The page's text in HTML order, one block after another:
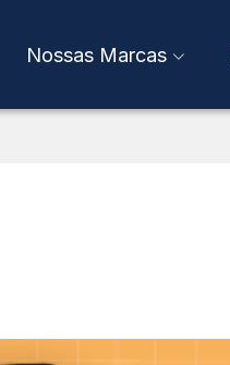
Nossas Marcas
Faculdade Cásper Líbero